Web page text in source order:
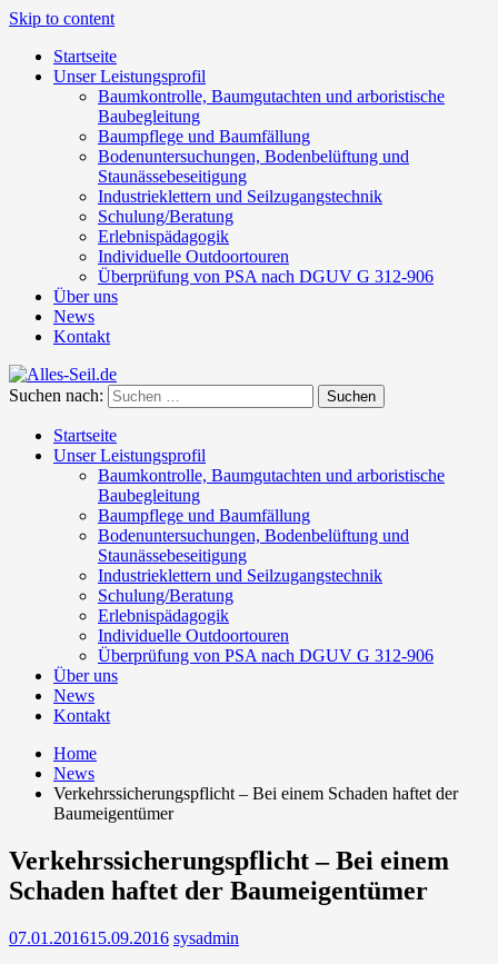
Skip to content
Startseite
Unser Leistungsprofil
Baumkontrolle, Baumgutachten und arboristische
Baubegleitung
Baumpflege und Baumfällung
Bodenuntersuchungen, Bodenbelüftung und
Staunässebeseitigung
Industrieklettern und Seilzugangstechnik
Schulung/Beratung
Erlebnispädagogik
Individuelle Outdoortouren
Überprüfung von PSA nach DGUV G 312-906
Über uns
News
Kontakt
Suchen nach:
Startseite
Unser Leistungsprofil
Baumkontrolle, Baumgutachten und arboristische
Baubegleitung
Baumpflege und Baumfällung
Bodenuntersuchungen, Bodenbelüftung und
Staunässebeseitigung
Industrieklettern und Seilzugangstechnik
Schulung/Beratung
Erlebnispädagogik
Individuelle Outdoortouren
Überprüfung von PSA nach DGUV G 312-906
Über uns
News
Kontakt
Home
News
Verkehrssicherungspflicht – Bei einem Schaden haftet der
Baumeigentümer
Verkehrssicherungspflicht – Bei einem
Schaden haftet der Baumeigentümer
07.01.201615.09.2016 sysadmin